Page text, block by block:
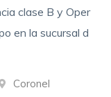
clase B y Oper
en la sucursal d
Coronel